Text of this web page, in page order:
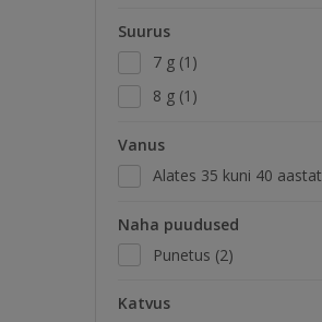
Suurus
7 g (1)
8 g (1)
Vanus
Alates 35 kuni 40 aastat
Naha puudused
Punetus (2)
Katvus